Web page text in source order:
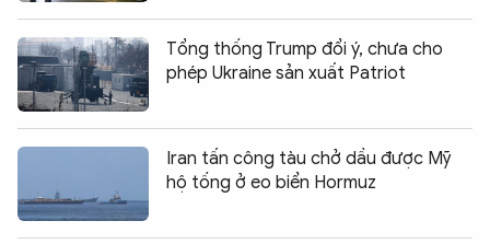
Tổng thống Trump đổi ý, chưa cho
phép Ukraine sản xuất Patriot
Iran tấn công tàu chở dầu được Mỹ
hộ tống ở eo biển Hormuz